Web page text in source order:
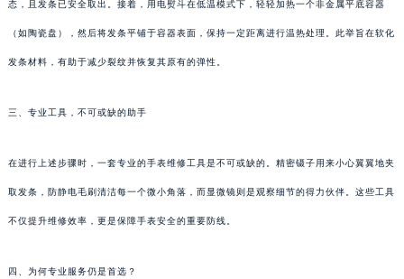
态，且发条已安全取出。接着，用电熨斗在低温模式下，轻轻加热一个非金属平底容器
（如陶瓷盘），然后将发条平铺于容器表面，保持一定距离进行温热处理。此举旨在软化
发条材料，有助于减少裂纹并恢复其原有的弹性。
三、专业工具，不可或缺的助手
在进行上述步骤时，一套专业的手表维修工具是不可或缺的。精密镊子用来小心翼翼地夹
取发条，防静电毛刷清洁每一个微小角落，而显微镜则是观察细节的得力伙伴。这些工具
不仅提升维修效率，更是保障手表安全的重要防线。
四、为何专业服务仍是首选？